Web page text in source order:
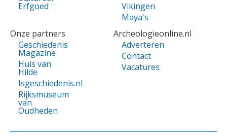
Erfgoed
Vikingen
Maya's
Onze partners
Geschiedenis
Magazine
Huis van
Hilde
Isgeschiedenis.nl
Rijksmuseum
van
Oudheden
Archeologieonline.nl
Adverteren
Contact
Vacatures